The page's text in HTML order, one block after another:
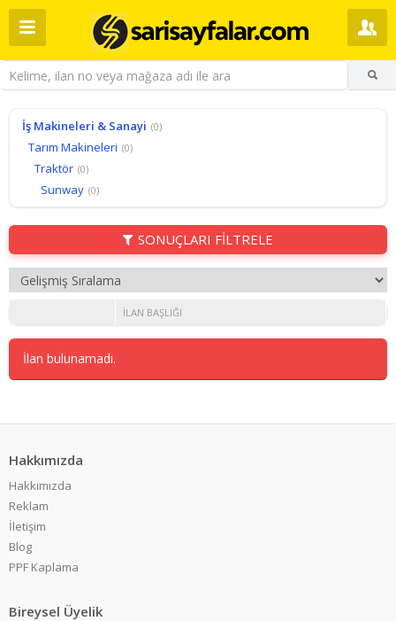
İş Makineleri & Sanayi (0)
Tarım Makineleri (0)
Traktör (0)
Sunway (0)
SONUÇLARI FİLTRELE
İLAN BAŞLIĞI
İlan bulunamadı.
Hakkımızda
Hakkımızda
Reklam
İletişim
Blog
PPF Kaplama
Bireysel Üyelik